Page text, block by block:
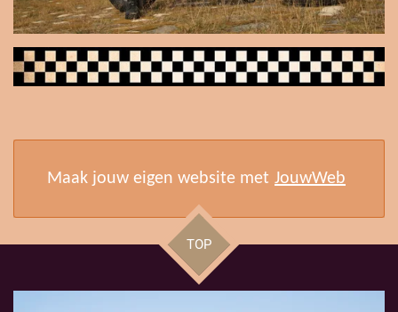
Maak jouw eigen website met JouwWeb
TOP